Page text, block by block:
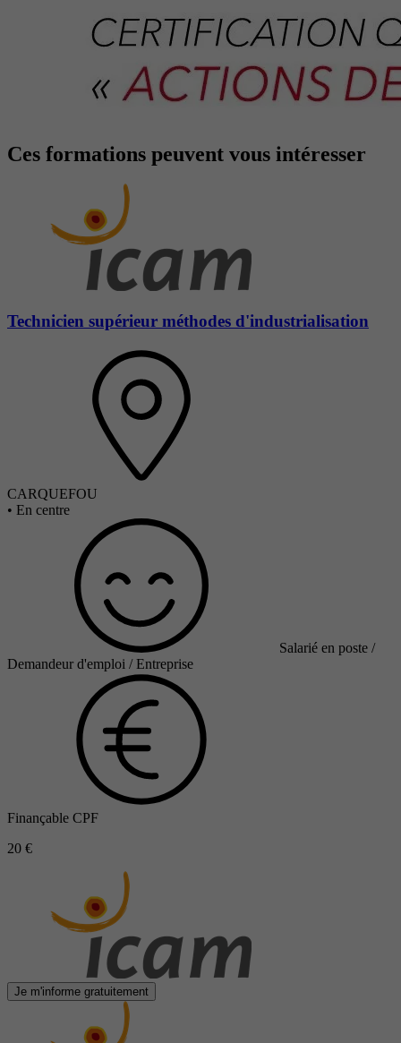
Ces formations peuvent vous intéresser
Technicien supérieur méthodes d'industrialisation
CARQUEFOU
• En centre
Salarié en poste /
Demandeur d'emploi / Entreprise
Finançable CPF
20 €
Je m'informe gratuitement